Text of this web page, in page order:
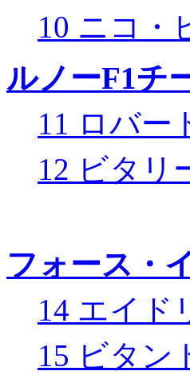
10 ニコ・
ルノーF1チ
11 ロバー
12 ビタリ
フォース・
14 エイド
15 ビタン